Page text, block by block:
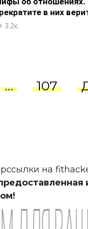
в них
3.2к.
… 107
на